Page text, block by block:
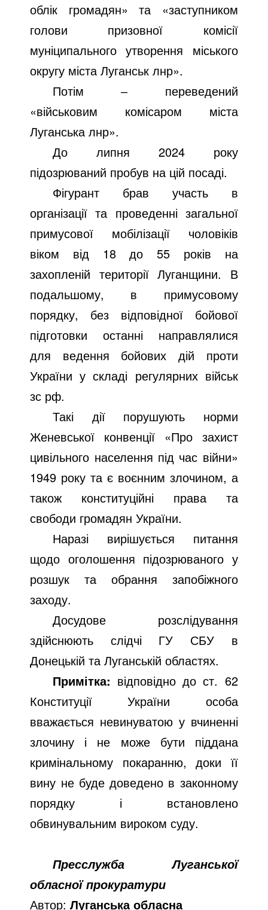
облік громадян» та «заступником
голови призовної комісії
муніципального утворення міського
округу міста Луганськ лнр».
Потім ‒ переведений
«військовим комісаром міста
Луганська лнр».
До липня 2024 року
підозрюваний пробув на цій посаді.
Фігурант брав участь в
організації та проведенні загальної
примусової мобілізації чоловіків
віком від 18 до 55 років на
захопленій території Луганщини. В
подальшому, в примусовому
порядку, без відповідної бойової
підготовки останні направлялися
для ведення бойових дій проти
України у складі регулярних військ
зс рф.
Такі дії порушують норми
Женевської конвенції «Про захист
цивільного населення під час війни»
1949 року та є воєнним злочином, а
також конституційні права та
свободи громадян України.
Наразі вирішується питання
щодо оголошення підозрюваного у
розшук та обрання запобіжного
заходу.
Досудове розслідування
здійснюють слідчі ГУ СБУ в
Донецькій та Луганській областях.
Примітка: відповідно до ст. 62
Конституції України особа
вважається невинуватою у вчиненні
злочину і не може бути піддана
кримінальному покаранню, доки її
вину не буде доведено в законному
порядку і встановлено
обвинувальним вироком суду.
Пресслужба Луганської
обласної прокуратури
Автор:Луганська обласна